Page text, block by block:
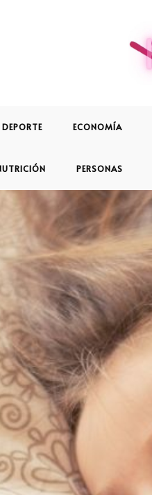
DEPORTE ECONOMÍA
PERSONAS